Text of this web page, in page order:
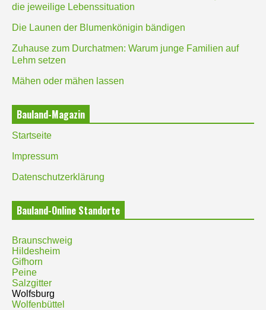
die jeweilige Lebenssituation
Die Launen der Blumenkönigin bändigen
Zuhause zum Durchatmen: Warum junge Familien auf
Lehm setzen
Mähen oder mähen lassen
Bauland-Magazin
Startseite
Impressum
Datenschutzerklärung
Bauland-Online Standorte
Braunschweig
Hildesheim
Gifhorn
Peine
Salzgitter
Wolfsburg
Wolfenbüttel